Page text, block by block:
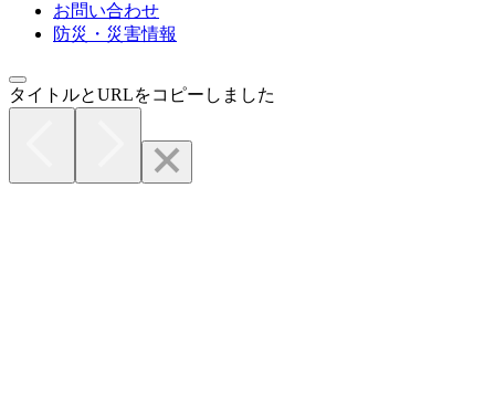
お問い合わせ
防災・災害情報
タイトルとURLをコピーしました